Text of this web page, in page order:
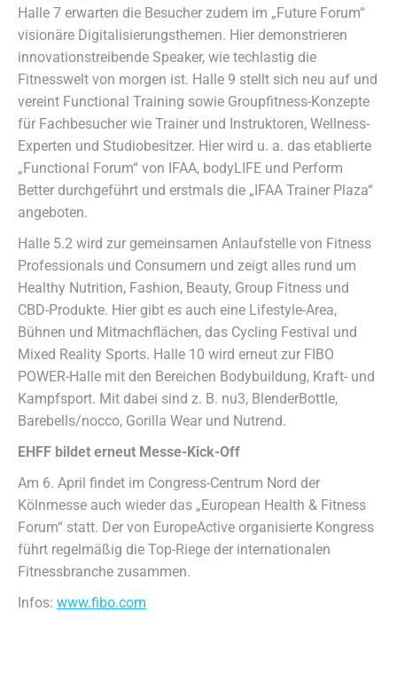
Halle 7 erwarten die Besucher zudem im „Future Forum“
visionäre Digitalisierungsthemen. Hier demonstrieren
innovationstreibende Speaker, wie techlastig die
Fitnesswelt von morgen ist. Halle 9 stellt sich neu auf und
vereint Functional Training sowie Groupfitness-Konzepte
für Fachbesucher wie Trainer und Instruktoren, Wellness-
Experten und Studiobesitzer. Hier wird u. a. das etablierte
„Functional Forum“ von IFAA, bodyLIFE und Perform
Better durchgeführt und erstmals die „IFAA Trainer Plaza“
angeboten.
Halle 5.2 wird zur gemeinsamen Anlaufstelle von Fitness
Professionals und Consumern und zeigt alles rund um
Healthy Nutrition, Fashion, Beauty, Group Fitness und
CBD-Produkte. Hier gibt es auch eine Lifestyle-Area,
Bühnen und Mitmachflächen, das Cycling Festival und
Mixed Reality Sports. Halle 10 wird erneut zur FIBO
POWER-Halle mit den Bereichen Bodybuildung, Kraft- und
Kampfsport. Mit dabei sind z. B. nu3, BlenderBottle,
Barebells/nocco, Gorilla Wear und Nutrend.
EHFF bildet erneut Messe-Kick-Off
Am 6. April findet im Congress-Centrum Nord der
Kölnmesse auch wieder das „European Health & Fitness
Forum“ statt. Der von EuropeActive organisierte Kongress
führt regelmäßig die Top-Riege der internationalen
Fitnessbranche zusammen.
Infos: www.fibo.com